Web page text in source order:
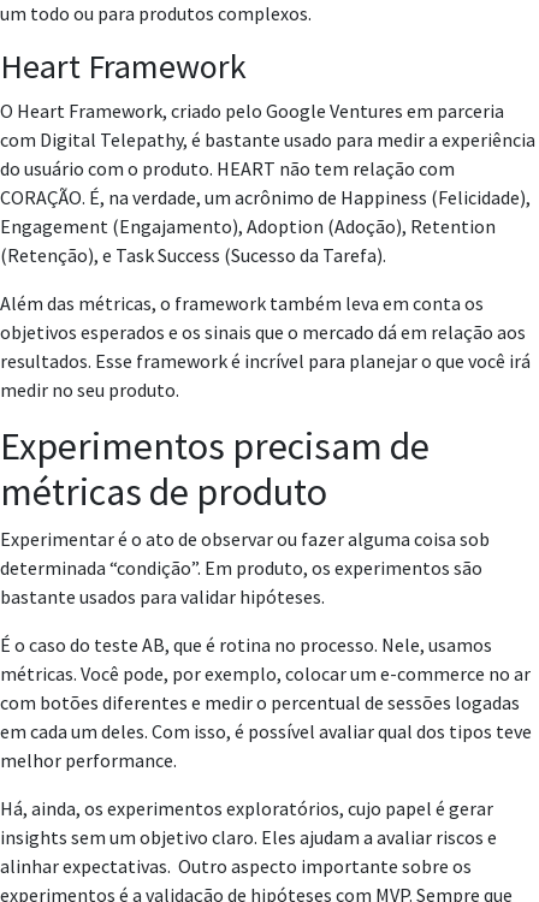
um todo ou para produtos complexos.
Heart Framework
O Heart Framework, criado pelo Google Ventures em parceria
com Digital Telepathy, é bastante usado para medir a experiência
do usuário com o produto. HEART não tem relação com
CORAÇÃO. É, na verdade, um acrônimo de Happiness (Felicidade),
Engagement (Engajamento), Adoption (Adoção), Retention
(Retenção), e Task Success (Sucesso da Tarefa).
Além das métricas, o framework também leva em conta os
objetivos esperados e os sinais que o mercado dá em relação aos
resultados. Esse framework é incrível para planejar o que você irá
medir no seu produto.
Experimentos precisam de
métricas de produto
Experimentar é o ato de observar ou fazer alguma coisa sob
determinada “condição”. Em produto, os experimentos são
bastante usados para validar hipóteses.
É o caso do teste AB, que é rotina no processo. Nele, usamos
métricas. Você pode, por exemplo, colocar um e-commerce no ar
com botões diferentes e medir o percentual de sessões logadas
em cada um deles. Com isso, é possível avaliar qual dos tipos teve
melhor performance.
Há, ainda, os experimentos exploratórios, cujo papel é gerar
insights sem um objetivo claro. Eles ajudam a avaliar riscos e
alinhar expectativas. Outro aspecto importante sobre os
experimentos é a validação de hipóteses com MVP. Sempre que